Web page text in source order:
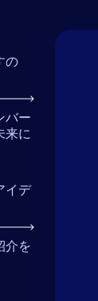
の
バー
来に
イデ
介を